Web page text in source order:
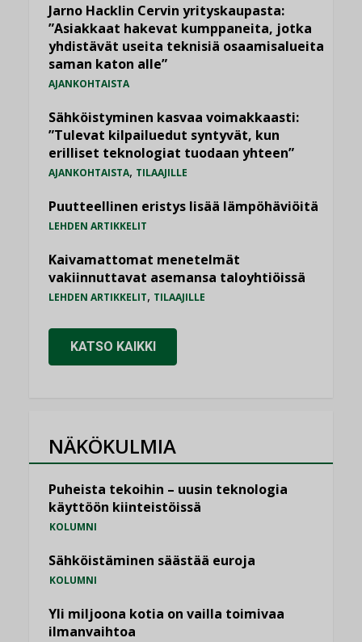
Jarno Hacklin Cervin yrityskaupasta:
”Asiakkaat hakevat kumppaneita, jotka
yhdistävät useita teknisiä osaamisalueita
saman katon alle”
AJANKOHTAISTA
Sähköistyminen kasvaa voimakkaasti:
”Tulevat kilpailuedut syntyvät, kun
erilliset teknologiat tuodaan yhteen”
AJANKOHTAISTA, TILAAJILLE
Puutteellinen eristys lisää lämpöhäviöitä
LEHDEN ARTIKKELIT
Kaivamattomat menetelmät
vakiinnuttavat asemansa taloyhtiöissä
LEHDEN ARTIKKELIT, TILAAJILLE
KATSO KAIKKI
NÄKÖKULMIA
Puheista tekoihin – uusin teknologia
käyttöön kiinteistöissä
KOLUMNI
Sähköistäminen säästää euroja
KOLUMNI
Yli miljoona kotia on vailla toimivaa
ilmanvaihtoa